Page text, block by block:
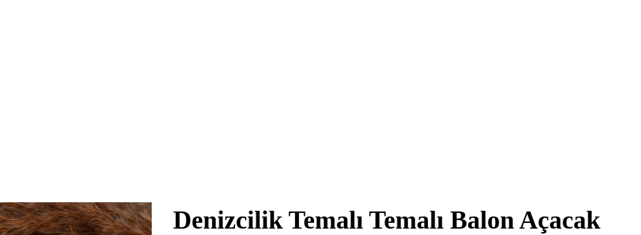
Denizcilik Temalı Temalı Balon Açacak